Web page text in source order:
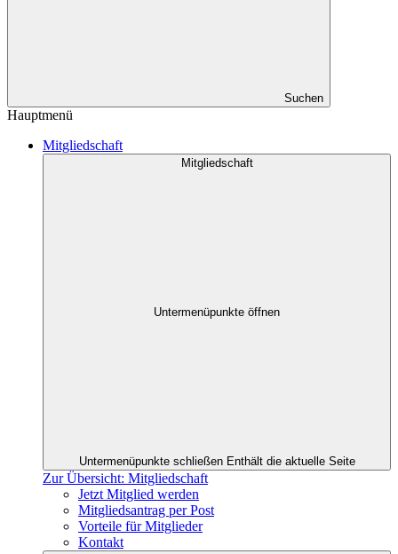
Suchen
Hauptmenü
Mitgliedschaft
Mitgliedschaft
Untermenüpunkte öffnen
Untermenüpunkte schließen Enthält die aktuelle Seite
Zur Übersicht: Mitgliedschaft
Jetzt Mitglied werden
Mitgliedsantrag per Post
Vorteile für Mitglieder
Kontakt